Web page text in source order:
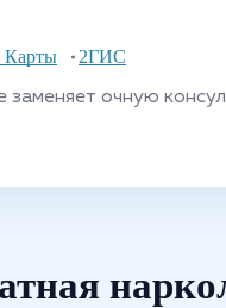
Карты 2ГИС
очную